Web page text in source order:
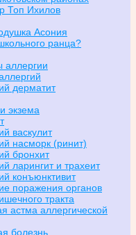
Топ Ихилов
Асония
ранца?
аллергии
дерматит
экзема
васкулит
насморк (ринит)
бронхит
ларингит и трахеит
конъюнктивит
поражения органов
тракта
астма аллергической
болезнь